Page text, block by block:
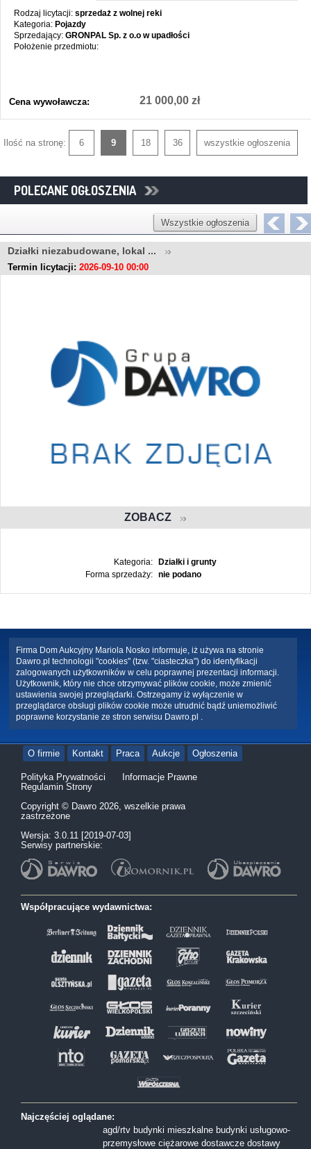
Rodzaj licytacji: sprzedaż z wolnej reki
Kategoria: Pojazdy
Sprzedający: GRONPAL Sp. z o.o w upadłości
Położenie przedmiotu:
Cena wywoławcza: 21 000,00 zł
Ilość na stronę: 6 9 18 36 wszystkie ogłoszenia
POLECANE OGŁOSZENIA
Wszystkie ogłoszenia
Działki niezabudowane, lokal ...
Termin licytacji: 2026-09-10 00:00
ZOBACZ
Kategoria:
Działki i grunty
Forma sprzedaży:
nie podano
Firma Dom Aukcyjny Mariola Nosko informuje, iż używa na stronie
Dawro.pl technologii "cookies" (tzw. "ciasteczka") do identyfikacji
zalogowanych użytkowników w celu poprawnej prezentacji informacji.
Użytkownik, który nie chce otrzymywać plików cookie, może zmienić
ustawienia swojej przeglądarki. Ostrzegamy iż wyłączenie w
przeglądarce obsługi plików cookie może utrudnić bądź uniemożliwić
poprawne korzystanie ze stron serwisu Dawro.pl .
O firmie Kontakt Praca Aukcje Ogłoszenia
Polityka Prywatności
Informacje Prawne
Regulamin Strony
Copyright © Dawro 2026, wszelkie prawa
zastrzeżone
Wersja: 3.0.11 [2019-07-03]
Serwisy partnerskie:
Współpracujące wydawnictwa:
Najczęściej oglądane:
agd/rtv budynki mieszkalne budynki usługowo-
przemysłowe ciężarowe dostawcze dostawy